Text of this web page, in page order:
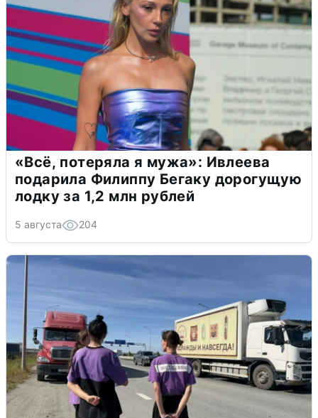
«Всё, потеряла я мужа»: Ивлеева
подарила Филиппу Бегаку дорогущую
лодку за 1,2 млн рублей
5 августа 204